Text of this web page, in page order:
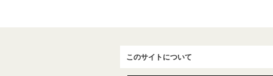
このサイトについて